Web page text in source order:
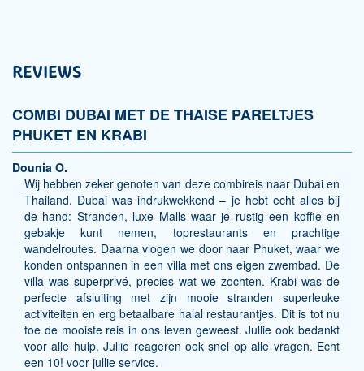
REVIEWS
COMBI DUBAI MET DE THAISE PARELTJES
PHUKET EN KRABI
Dounia O.
Wij hebben zeker genoten van deze combireis naar Dubai en
Thailand. Dubai was indrukwekkend – je hebt echt alles bij
de hand: Stranden, luxe Malls waar je rustig een koffie en
gebakje kunt nemen, toprestaurants en prachtige
wandelroutes. Daarna vlogen we door naar Phuket, waar we
konden ontspannen in een villa met ons eigen zwembad. De
villa was superprivé, precies wat we zochten. Krabi was de
perfecte afsluiting met zijn mooie stranden superleuke
activiteiten en erg betaalbare halal restaurantjes. Dit is tot nu
toe de mooiste reis in ons leven geweest. Jullie ook bedankt
voor alle hulp. Jullie reageren ook snel op alle vragen. Echt
een 10! voor jullie service.